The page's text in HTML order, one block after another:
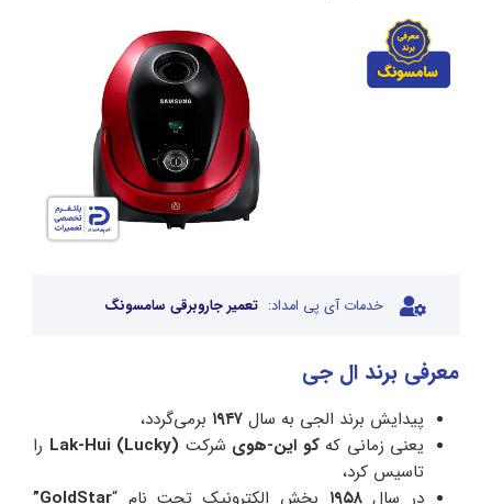
خدمات آی پی امداد: تعمیر جاروبرقی سامسونگ
معرفی برند ال جی
پیدایش برند الجی به سال ۱۹۴۷ برمی‌گردد،
یعنی زمانی کهکو این-هوی شرکت Lak-Hui (Lucky) را
تاسیس کرد،